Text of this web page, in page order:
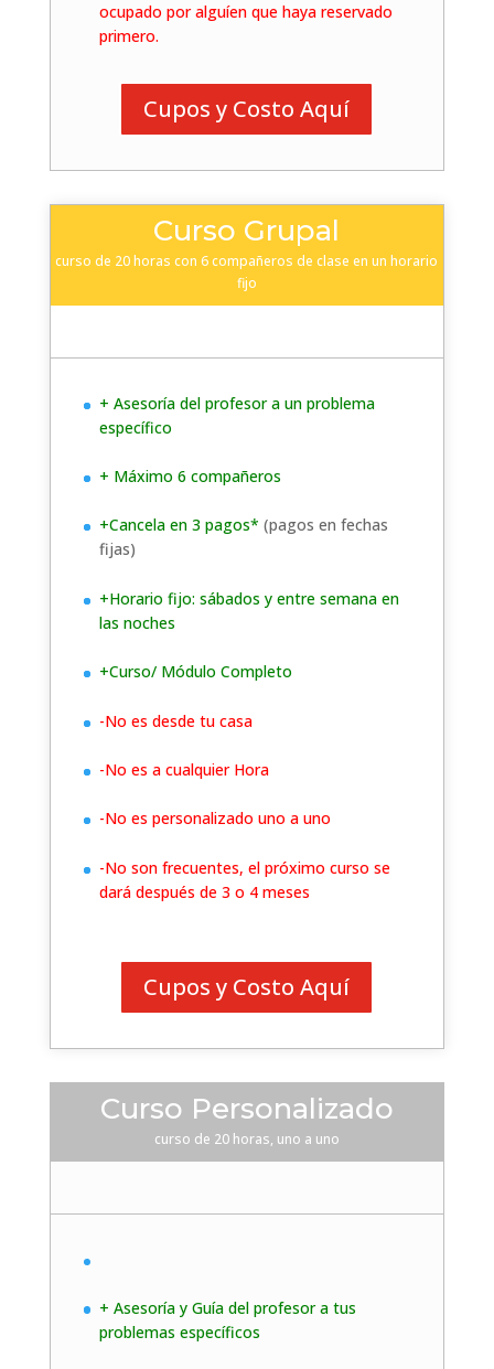
ocupado por alguíen que haya reservado
primero.
Cupos y Costo Aquí
Curso Grupal
curso de 20 horas con 6 compañeros de clase en un horario
fijo
+ Asesoría del profesor a un problema
específico
+ Máximo 6 compañeros
+Cancela en 3 pagos* (pagos en fechas
fijas)
+Horario fijo: sábados y entre semana en
las noches
+Curso/ Módulo Completo
-No es desde tu casa
-No es a cualquier Hora
-No es personalizado uno a uno
-No son frecuentes, el próximo curso se
dará después de 3 o 4 meses
Cupos y Costo Aquí
Curso Personalizado
curso de 20 horas, uno a uno
+ Asesoría y Guía del profesor a tus
problemas específicos